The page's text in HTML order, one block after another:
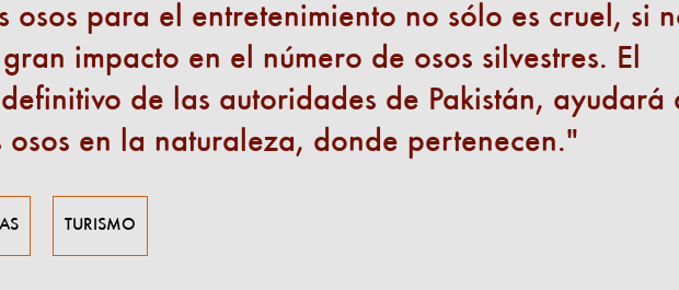
osos para el entretenimiento no sólo es cruel, si
impacto en el número de osos silvestres. El
de las autoridades de Pakistán, ayudará
osos en la naturaleza, donde pertenecen.
TURISMO